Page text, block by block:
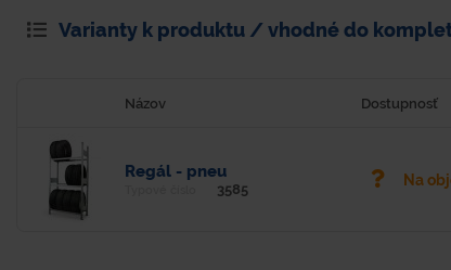
Varianty k produktu / vhodné do
Názov Dostupnosť
Regál - pneu
3585
Na